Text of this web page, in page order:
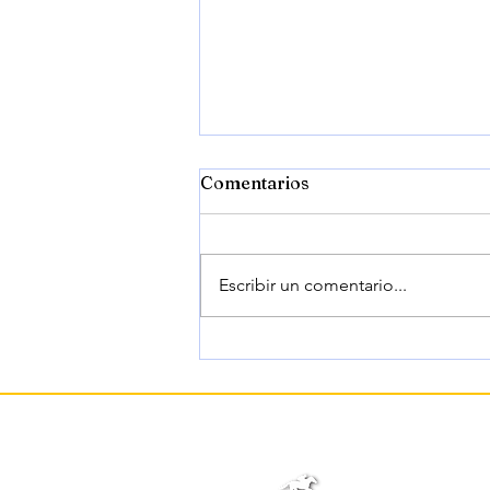
Dandy Stakes 2026.
Comentarios
Escribir un comentario...